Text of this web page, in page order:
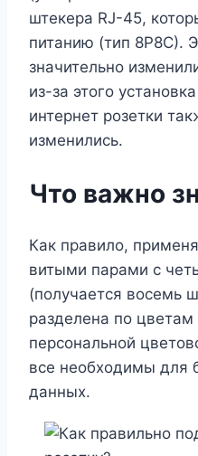
штекера RJ-45,
питанию (тип 8Р8С).
значительно
из-за этого
интернет розетки
изменились.
Что важно
Как правило,
витыми парами с
(получается восемь
разделена по
персональной
все необходимы для
данных.